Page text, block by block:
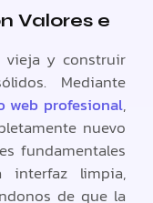
Valores e
vieja y construir
Mediante
web profesional,
nuevo
fundamentales
interfaz limpia,
de que la